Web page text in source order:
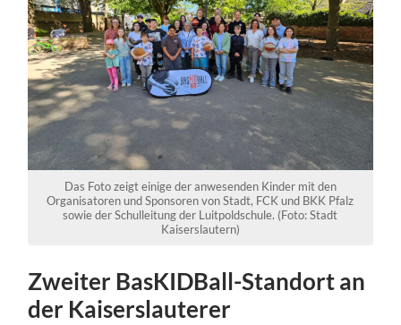
Das Foto zeigt einige der anwesenden Kinder mit den
Organisatoren und Sponsoren von Stadt, FCK und BKK Pfalz
sowie der Schulleitung der Luitpoldschule. (Foto: Stadt
Kaiserslautern)
Zweiter BasKIDBall-Standort an
der Kaiserslauterer